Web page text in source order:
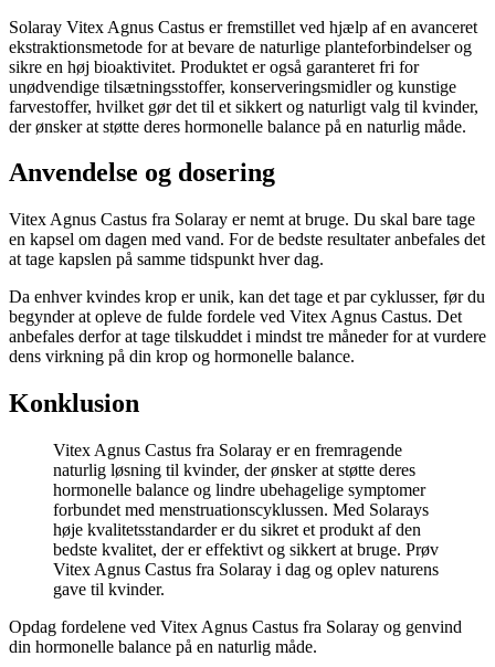
Solaray Vitex Agnus Castus er fremstillet ved hjælp af en avanceret
ekstraktionsmetode for at bevare de naturlige planteforbindelser og
sikre en høj bioaktivitet. Produktet er også garanteret fri for
unødvendige tilsætningsstoffer, konserveringsmidler og kunstige
farvestoffer, hvilket gør det til et sikkert og naturligt valg til kvinder,
der ønsker at støtte deres hormonelle balance på en naturlig måde.
Anvendelse og dosering
Vitex Agnus Castus fra Solaray er nemt at bruge. Du skal bare tage
en kapsel om dagen med vand. For de bedste resultater anbefales det
at tage kapslen på samme tidspunkt hver dag.
Da enhver kvindes krop er unik, kan det tage et par cyklusser, før du
begynder at opleve de fulde fordele ved Vitex Agnus Castus. Det
anbefales derfor at tage tilskuddet i mindst tre måneder for at vurdere
dens virkning på din krop og hormonelle balance.
Konklusion
Vitex Agnus Castus fra Solaray er en fremragende
naturlig løsning til kvinder, der ønsker at støtte deres
hormonelle balance og lindre ubehagelige symptomer
forbundet med menstruationscyklussen. Med Solarays
høje kvalitetsstandarder er du sikret et produkt af den
bedste kvalitet, der er effektivt og sikkert at bruge. Prøv
Vitex Agnus Castus fra Solaray i dag og oplev naturens
gave til kvinder.
Opdag fordelene ved Vitex Agnus Castus fra Solaray og genvind
din hormonelle balance på en naturlig måde.